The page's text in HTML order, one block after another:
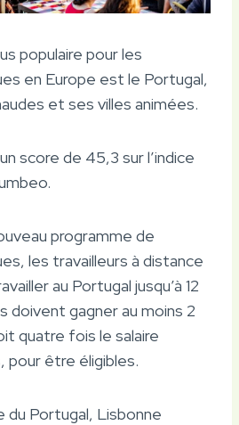
populaire pour les
en Europe est le Portugal,
et ses villes animées.
score de 45,3 sur l’indice
programme de
les travailleurs à distance
au Portugal jusqu’à 12
doivent gagner au moins 2
quatre fois le salaire
pour être éligibles.
du Portugal, Lisbonne